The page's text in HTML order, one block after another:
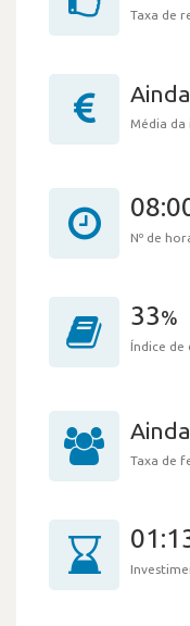
Taxa de
Média da
Nº de
33%
Índice de
Taxa de